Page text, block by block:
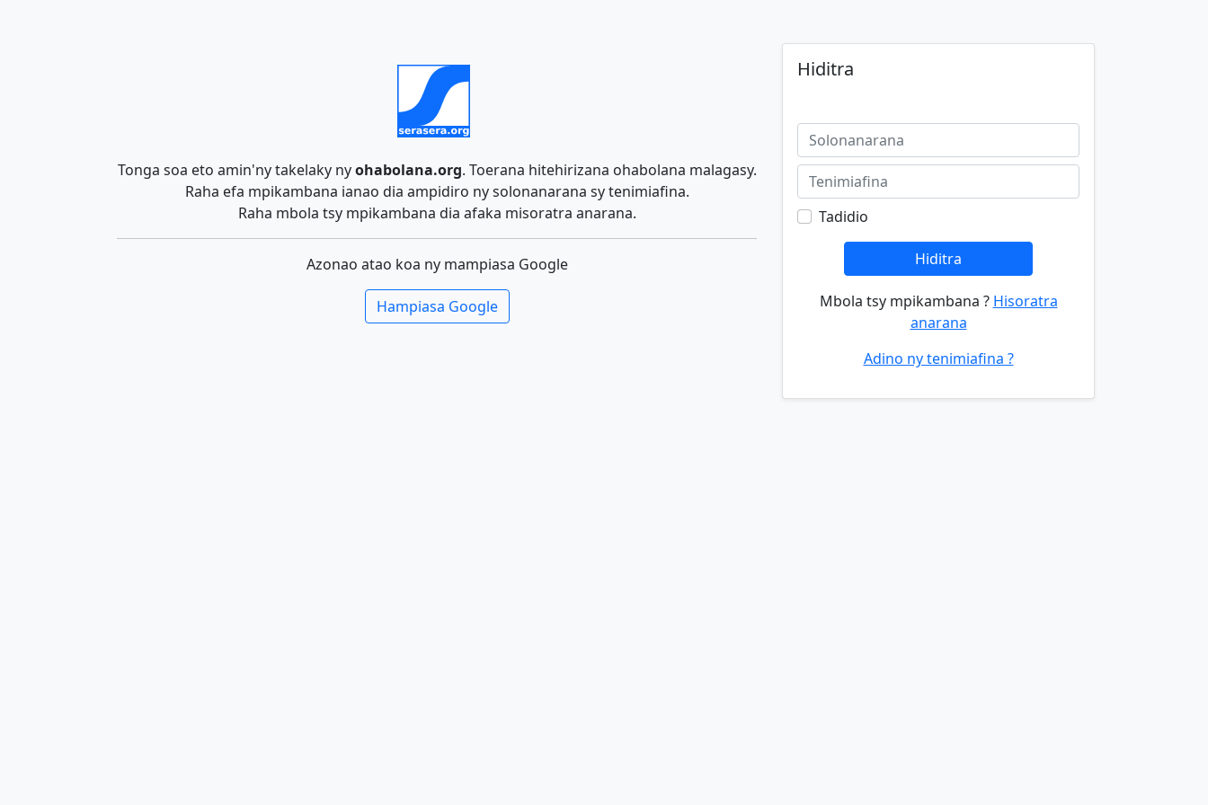
Tonga soa eto amin'ny takelaky nyohabolana.org. Toerana hitehirizana ohabolana malagasy.
Raha efa mpikambana ianao dia ampidiro ny solonanarana sy tenimiafina.
Raha mbola tsy mpikambana dia afaka misoratra anarana.
Azonao atao koa ny mampiasa Google
Hampiasa Google
Hiditra
Tadidio
Hiditra
Mbola tsy mpikambana ? Hisoratra
anarana
Adino ny tenimiafina ?